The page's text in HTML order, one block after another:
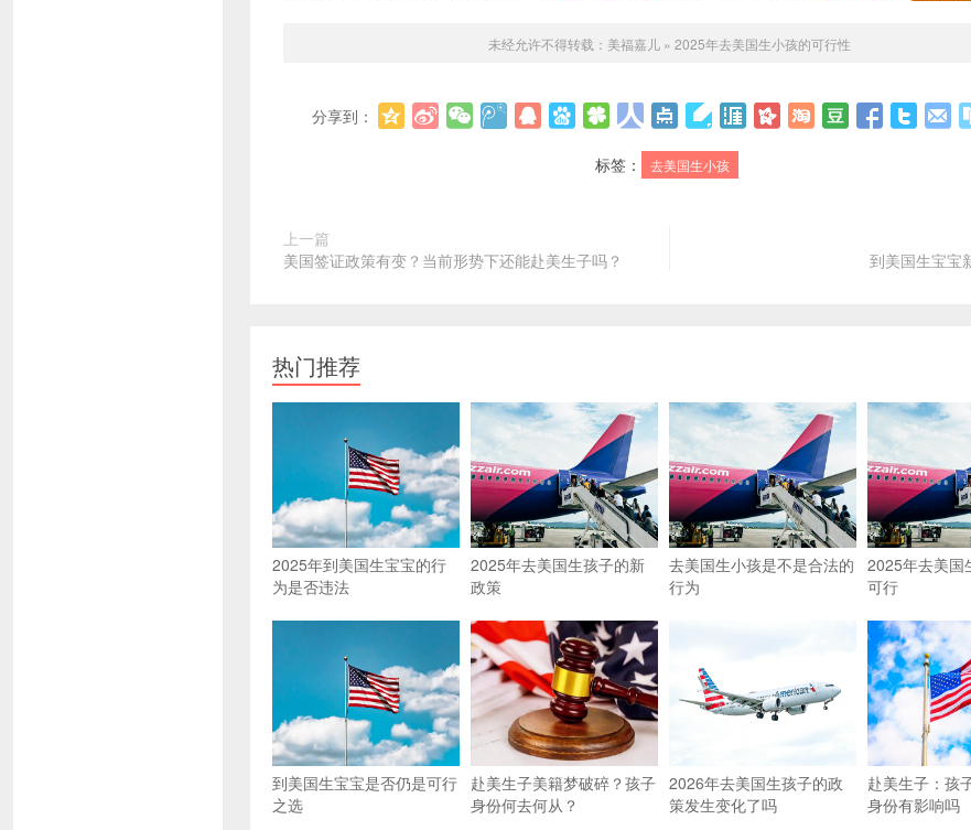
未经允许不得转载： 美福嘉儿» 2025年去美国生小孩的可行性
分享到：
标签： 去美国生小孩
上一篇
美国签证政策有变？当前形势下还能赴美生子吗？
到美国生宝宝
热门推荐
2025年到美国生宝宝的行
为是否违法
2025年去美国生孩子的新
政策
去美国生小孩是不是合法的
行为
2025年去美国
可行
到美国生宝宝是否仍是可行
之选
赴美生子美籍梦破碎？孩子
身份何去何从？
2026年去美国生孩子的政
策发生变化了吗
赴美生子：孩
身份有影响吗